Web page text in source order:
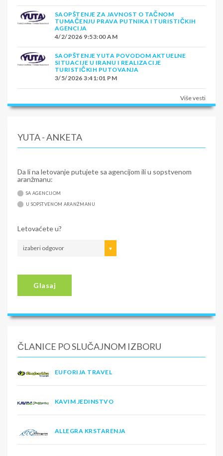
SAOPŠTENJE ZA JAVNOST O TAČNOM
TUMAČENJU PRAVA PUTNIKA I TURISTIČKIH
AGENCIJA
4/2/2026 9:53:00 AM
SAOPŠTENJE YUTA POVODOM AKTUELNE
SITUACIJE U IRANU I REALIZACIJE
TURISTIČKIH PUTOVANJA
3/5/2026 3:41:01 PM
Više vesti
YUTA - ANKETA
Da li na letovanje putujete sa agencijom ili u sopstvenom
aranžmanu:
SA AGENCIJOM
U SOPSTVENOM ARANŽMANU
Letovaćete u?
izaberi odgovor
Glasaj
ČLANICE PO SLUČAJNOM IZBORU
EUFORIJA TRAVEL
KAVIM JEDINSTVO
ALLEGRA KRSTARENJA